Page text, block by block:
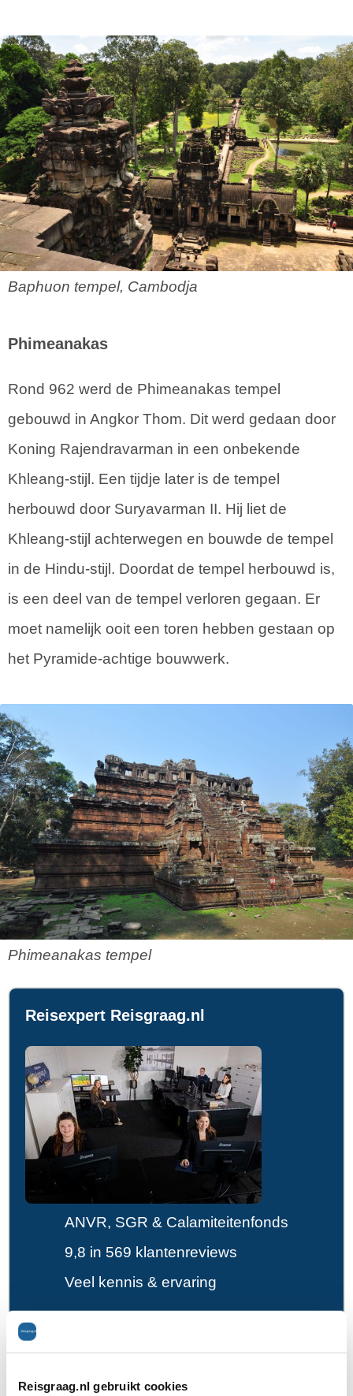
Reisgraag.nl gebruikt cookies
Baphuon tempel, Cambodja
Phimeanakas
Rond 962 werd de Phimeanakas tempel
gebouwd in Angkor Thom. Dit werd gedaan door
Koning Rajendravarman in een onbekende
Khleang-stijl. Een tijdje later is de tempel
herbouwd door Suryavarman II. Hij liet de
Khleang-stijl achterwegen en bouwde de tempel
in de Hindu-stijl. Doordat de tempel herbouwd is,
is een deel van de tempel verloren gegaan. Er
moet namelijk ooit een toren hebben gestaan op
het Pyramide-achtige bouwwerk.
Phimeanakas tempel
Reisexpert Reisgraag.nl
ANVR, SGR & Calamiteitenfonds
9,8 in 569 klantenreviews
Veel kennis & ervaring